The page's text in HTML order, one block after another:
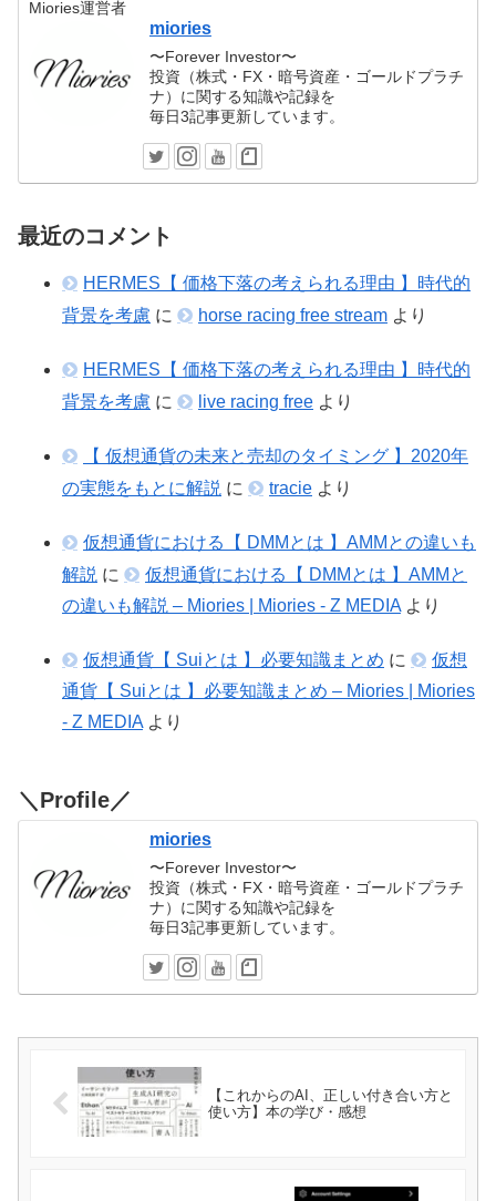
Miories運営者
miories
〜Forever Investor〜
投資（株式・FX・暗号資産・ゴールドプラチ
ナ）に関する知識や記録を
毎日3記事更新しています。
最近のコメント
HERMES【 価格下落の考えられる理由 】時代的
背景を考慮 に horse racing free stream より
HERMES【 価格下落の考えられる理由 】時代的
背景を考慮 に live racing free より
【 仮想通貨の未来と売却のタイミング 】2020年
の実態をもとに解説 に tracie より
仮想通貨における【 DMMとは 】AMMとの違いも
解説 に
仮想通貨における【 DMMとは 】AMMと
の違いも解説 – Miories | Miories - Z MEDIA より
仮想通貨【 Suiとは 】必要知識まとめ に
仮想
通貨【 Suiとは 】必要知識まとめ – Miories | Miories
- Z MEDIA より
＼Profile／
miories
〜Forever Investor〜
投資（株式・FX・暗号資産・ゴールドプラチ
ナ）に関する知識や記録を
毎日3記事更新しています。
【これからのAI、正しい付き合い方と
使い方】本の学び・感想